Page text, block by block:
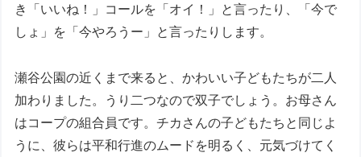
き「いいね！」コールを「オイ！」と言ったり、「今で
しょ」を「今やろうー」と言ったりします。
瀬谷公園の近くまで来ると、かわいい子どもたちが二人
加わりました。うり二つなので双子でしょう。お母さん
はコープの組合員です。チカさんの子どもたちと同じよ
うに、彼らは平和行進のムードを明るく、元気づけてく